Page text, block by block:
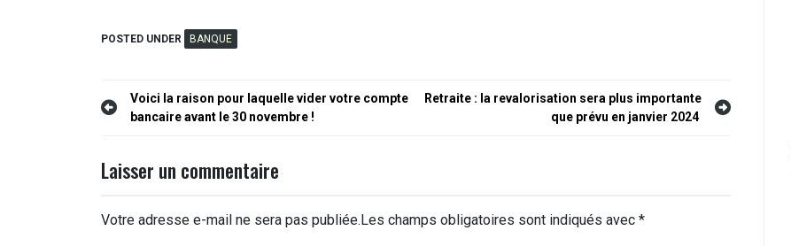
POSTED UNDER BANQUE
Navigation
l’article
Voici la raison pour laquelle vider votre compte
bancaire avant le 30 novembre !
Retraite : la revalorisation sera plus importante
que prévu en janvier 2024
Laisser un commentaire
Votre adresse e-mail ne sera pas publiée. Les champs obligatoires sont indiqués avec *